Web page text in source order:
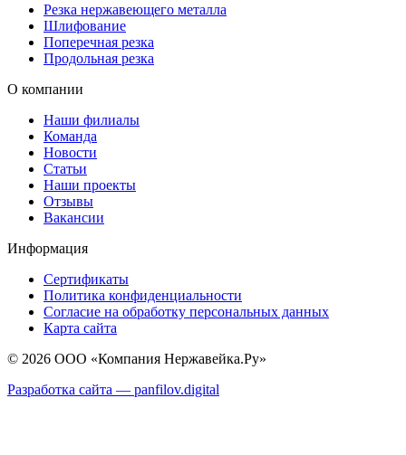
Резка нержавеющего металла
Шлифование
Поперечная резка
Продольная резка
О компании
Наши филиалы
Команда
Новости
Статьи
Наши проекты
Отзывы
Вакансии
Информация
Сертификаты
Политика конфиденциальности
Согласие на обработку персональных данных
Карта сайта
© 2026 ООО «Компания Нержавейка.Ру»
Разработка сайта — panfilov.digital